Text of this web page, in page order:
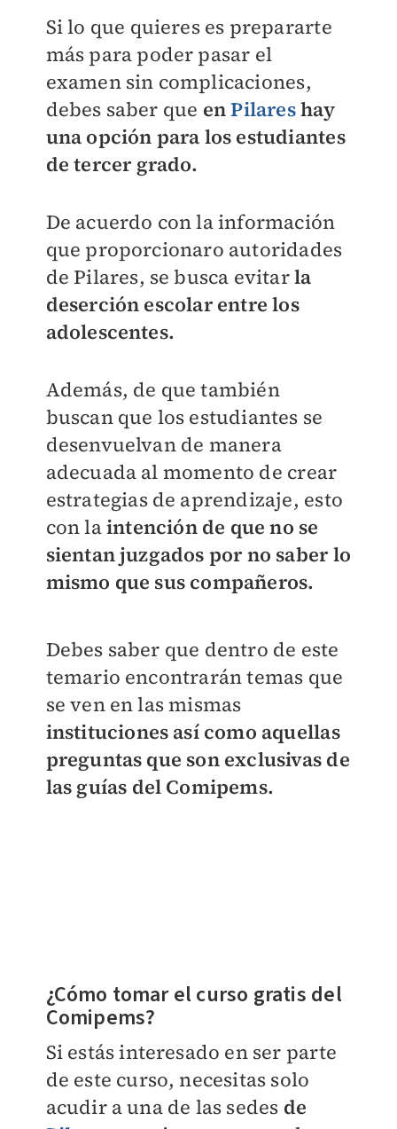
Si lo que quieres es prepararte
más para poder pasar el
examen sin complicaciones,
debes saber que enPilareshay
una opción para los estudiantes
de tercer grado.
De acuerdo con la información
que proporcionaro autoridades
de Pilares, se busca evitarla
deserción escolar entre los
adolescentes.
Además, de que también
buscan que los estudiantes se
desenvuelvan de manera
adecuada al momento de crear
estrategias de aprendizaje, esto
con laintención de que no se
sientan juzgados por no saber lo
mismo que sus compañeros.
Debes saber que dentro de este
temario encontrarán temas que
se ven en las mismas
instituciones así como aquellas
preguntas que son exclusivas de
las guías del Comipems.
¿Cómo tomar el curso gratis del
Comipems?
Si estás interesado en ser parte
de este curso, necesitas solo
acudir a una de las sedes de